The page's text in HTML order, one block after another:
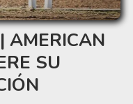
AMERICAN
SU